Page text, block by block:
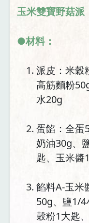
玉米雙寶野菇派
●材料：
派皮：米穀
高筋麵粉
水20g
蛋餡：全蛋
奶油30g、
匙、玉米醬
餡料A-玉米
50g、鹽1/
穀粉1大匙